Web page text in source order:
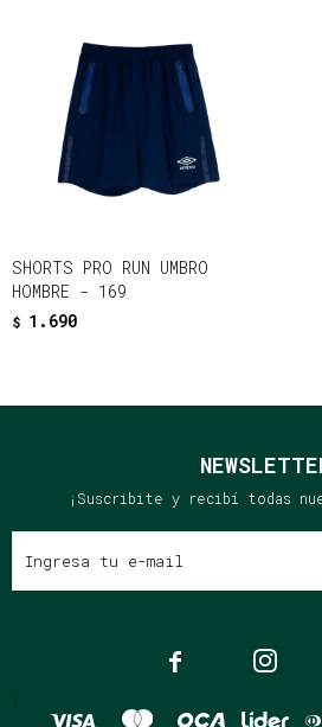
SHORTS PRO RUN UMBRO
HOMBRE - 169
$ 1.690
¡Suscribite y recibí todas
 
{